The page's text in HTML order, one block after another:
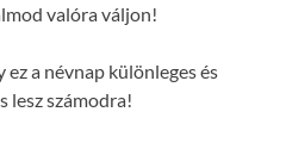
valóra váljon!
ez a névnap különleges és
lesz számodra!